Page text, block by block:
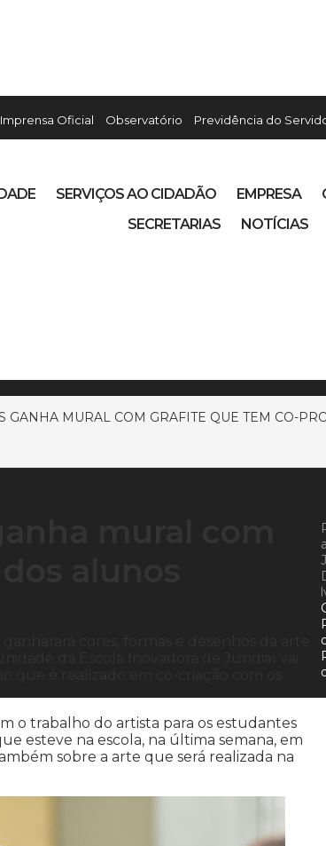
Imprensa Oficial Observatório Previdência do
SERVIÇOS AO CIDADÃO EMPRESA
SECRETARIAS
NOTÍCIAS
GANHA MURAL COM GRAFITE QUE TEM CO-
o trabalho do artista para os estudantes
esteve na escola, na última semana, em
sobre a arte que será realizada na